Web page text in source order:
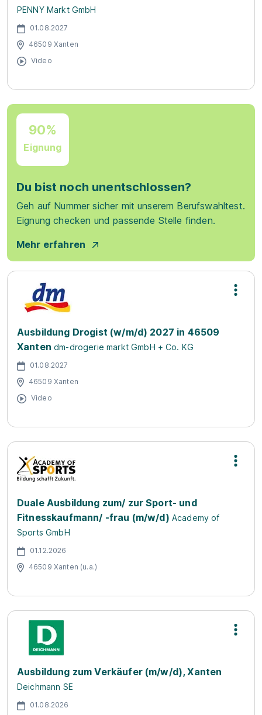
PENNY Markt GmbH
01.08.2027
46509 Xanten
Video
90%
Eignung
Du bist noch unentschlossen?
Geh auf Nummer sicher mit unserem Berufswahltest.
Eignung checken und passende Stelle finden.
Mehr erfahren
Ausbildung Drogist (w/m/d) 2027 in 46509
Xanten dm-drogerie markt GmbH + Co. KG
01.08.2027
46509 Xanten
Video
Duale Ausbildung zum/ zur Sport- und
Fitnesskaufmann/ -frau (m/w/d) Academy of
Sports GmbH
01.12.2026
46509 Xanten (u.a.)
Ausbildung zum Verkäufer (m/w/d), Xanten
Deichmann SE
01.08.2026